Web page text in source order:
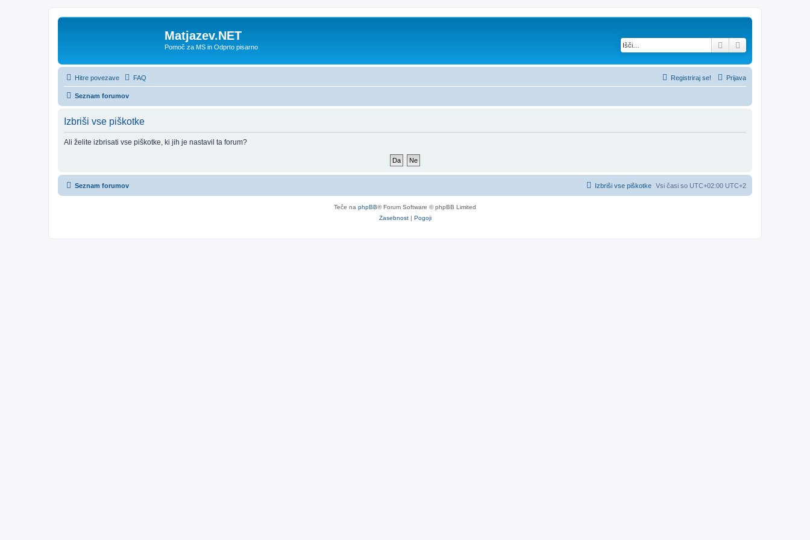
Matjazev.NET
Pomoč za MS in Odprto pisarno Iskanje
Hitre povezave FAQ Prijava
Registriraj se!
Seznam forumov
Izbriši vse piškotke
Ali želite izbrisati vse piškotke, ki jih je nastavil ta forum?
Seznam forumov Vsi časi so UTC+02:00 UTC+2
Izbriši vse piškotke
Teče na phpBB® Forum Software © phpBB Limited
Zasebnost| Pogoji